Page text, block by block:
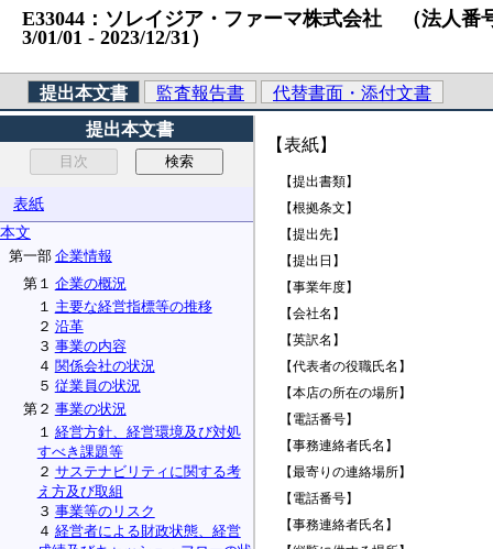
E33044：ソレイジア・ファーマ株式会社 （法人番
3/01/01 ‐ 2023/12/31）
提出本文書 監査報告書
代替書面・添付文書
提出本文書